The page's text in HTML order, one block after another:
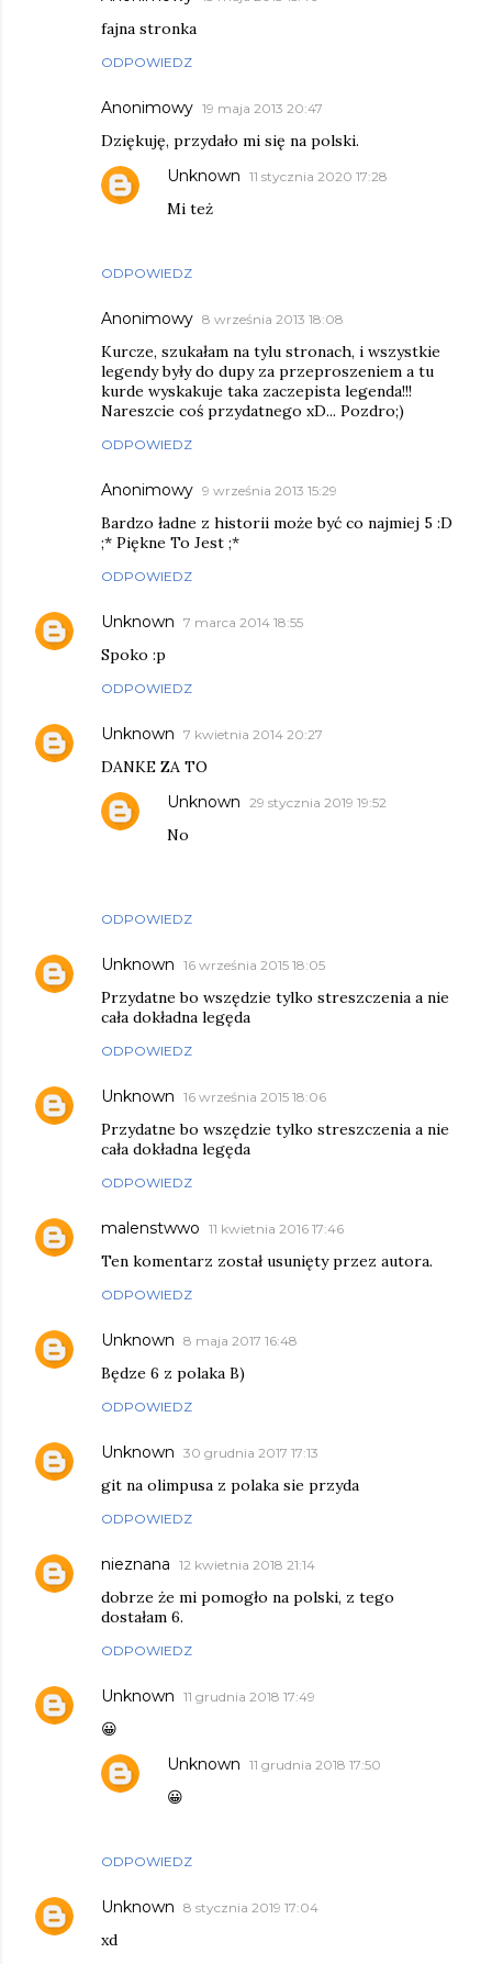
fajna stronka
ODPOWIEDZ
Anonimowy 19 maja 2013 20:47
Dziękuję, przydało mi się na polski.
ODPOWIEDZ
Unknown 11 stycznia 2020 17:28
Mi też
Anonimowy 8 września 2013 18:08
Kurcze, szukałam na tylu stronach, i wszystkie
legendy były do dupy za przeproszeniem a tu
kurde wyskakuje taka zaczepista legenda!!!
Nareszcie coś przydatnego xD... Pozdro;)
ODPOWIEDZ
Anonimowy 9 września 2013 15:29
Bardzo ładne z historii może być co najmiej 5 :D
;* Piękne To Jest ;*
ODPOWIEDZ
Unknown 7 marca 2014 18:55
Spoko :p
ODPOWIEDZ
Unknown 7 kwietnia 2014 20:27
DANKE ZA TO
ODPOWIEDZ
Unknown 29 stycznia 2019 19:52
No
Unknown 16 września 2015 18:05
Przydatne bo wszędzie tylko streszczenia a nie
cała dokładna legęda
ODPOWIEDZ
Unknown 16 września 2015 18:06
Przydatne bo wszędzie tylko streszczenia a nie
cała dokładna legęda
ODPOWIEDZ
malenstwwo 11 kwietnia 2016 17:46
Ten komentarz został usunięty przez autora.
ODPOWIEDZ
Unknown 8 maja 2017 16:48
Będze 6 z polaka B)
ODPOWIEDZ
Unknown 30 grudnia 2017 17:13
git na olimpusa z polaka sie przyda
ODPOWIEDZ
nieznana 12 kwietnia 2018 21:14
dobrze że mi pomogło na polski, z tego
dostałam 6.
ODPOWIEDZ
Unknown 11 grudnia 2018 17:49
😀
ODPOWIEDZ
Unknown 11 grudnia 2018 17:50
😀
Unknown 8 stycznia 2019 17:04
xd